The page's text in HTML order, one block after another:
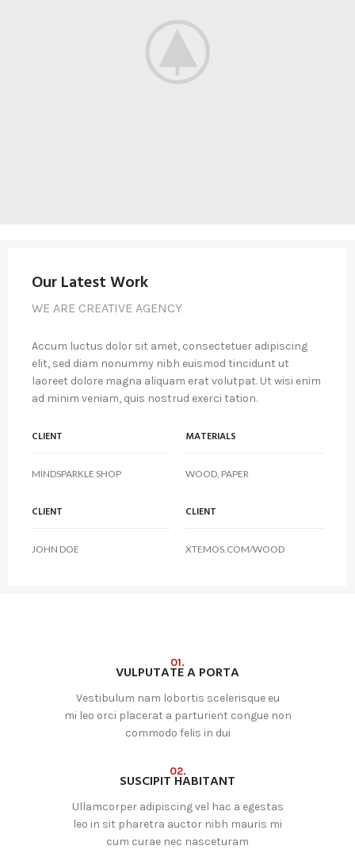
Our Latest Work
WE ARE CREATIVE AGENCY
Accum luctus dolor sit amet, consectetuer adipiscing
elit, sed diam nonummy nibh euismod tincidunt ut
laoreet dolore magna aliquam erat volutpat. Ut wisi enim
ad minim veniam, quis nostrud exerci tation.
CLIENT MATERIALS
MINDSPARKLE SHOP WOOD, PAPER
CLIENT CLIENT
JOHN DOE XTEMOS.COM/WOOD
01.
VULPUTATE A PORTA
Vestibulum nam lobortis scelerisque eu
mi leo orci placerat a parturient congue non
commodo felis in dui
02.
SUSCIPIT HABITANT
Ullamcorper adipiscing vel hac a egestas
leo in sit pharetra auctor nibh mauris mi
cum curae nec nasceturam